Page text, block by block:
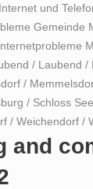
Internet und
Gemeinde
/ Laubend /
/
/ Schloss
/ Weichendorf /
and